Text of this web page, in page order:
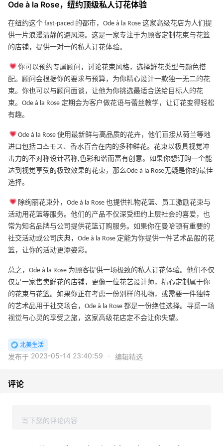
Ode à la Rose，纽约顶级私人订花体验
在纽约这个 fast-paced 的都市，Ode à la Rose 这家高级花店为人们提
供一片浪漫清静的避风港。这是一家专注于为顾客定制花束与花篮
的店铺，提供一对一的私人订花体验。
你可以预约专属顾问，讨论花束风格，选择鲜花类型与颜色搭
配。顾问会根据你的要求与预算，为你精心设计一款独一无二的花
束。你也可以与顾问面谈，让他为你挑选最适合送给目标人的花
束。Ode à la Rose 定期会为客户做花语与蕾丝教学，让订花变得轻松
有趣。
Ode à la Rose 使用最新鲜与高品质的花卉，他们直接从荷兰等地
进口包括コ스モス、香水百合在内的多种鲜花。花束以极具视觉冲
击力的不对称设计著称,色彩和谐而富有创意。如果你想订购一个能
达到视觉享受的极致效果的花束，那么Ode à la Rose无疑是你的最佳
选择。
除绚丽花束外，Ode à la Rose 也提供礼物花篮、员工激励花束与
活动用花篮等服务。他们的产品不仅深受纽约上层社会的喜爱，也
常为知名品牌与公司提供花篮订购服务。如果你在曼哈顿有重要的
社交活动或公司庆典，Ode à la Rose 定能为你提供一件艺术品般的花
篮，让你的活动更添姿彩。
总之，Ode à la Rose 为顾客提供一场极致的私人订花体验。他们不仅
仅是一家售卖鲜花的店铺，更像一位花艺设计师，精心定制属于你
的花束与花篮。如果你正在考虑一份别样的礼物，或需要一件独特
的艺术品用于社交场合，Ode à la Rose 都是一份绝佳选择。寻觅一场
视觉与心灵的享受之旅，这家高级花店定不会让你失望。
北美生活
发布于 2023-05-14 23:40:59 · 编辑精选
评论